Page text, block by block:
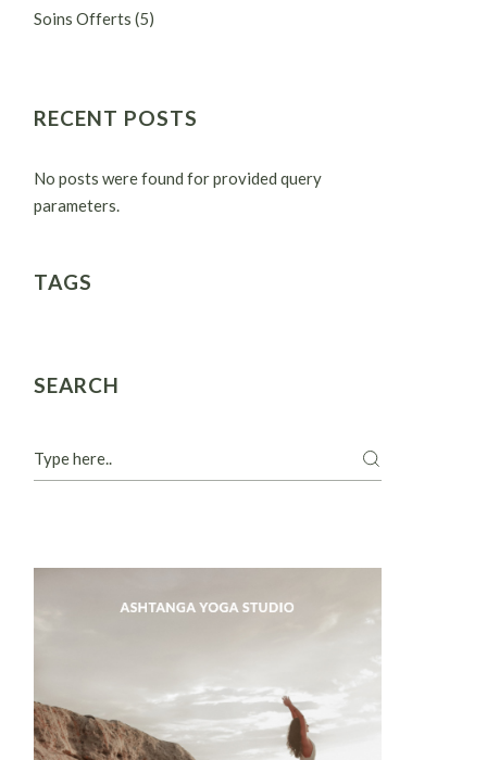
Soins Offerts (5)
RECENT POSTS
No posts were found for provided query
parameters.
TAGS
SEARCH